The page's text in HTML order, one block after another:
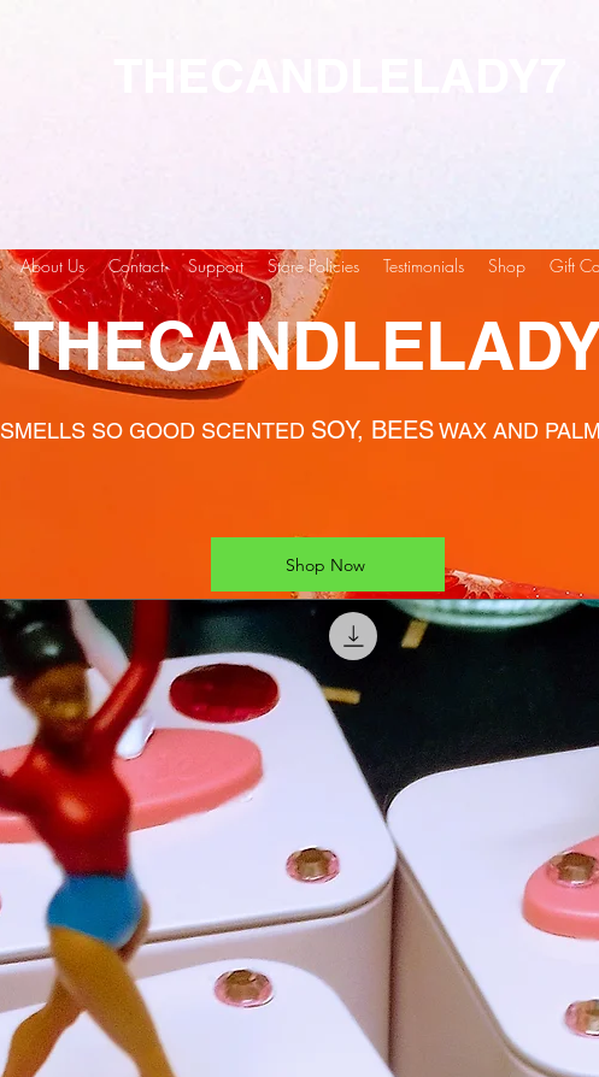
About Us Contact Support Store Policies Testimonials Shop Gift
SMELLS SO GOOD SCENTED SOY, BEESWAX AND
Shop Now